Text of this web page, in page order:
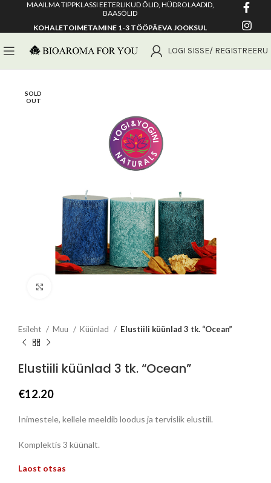
MAAILMA TIPPKLASSI EETERLIKUD ÕLID, HÜDROLAADID,
BAASÕLID
KOHALETOIMETAMINE 1-3 TÖÖPÄEVA JOOKSUL
LOGI SISSE/ REGISTREERU
SOLD
OUT
Esileht Muu Küünlad Elustiili küünlad 3 tk. “Ocean”
Elustiili küünlad 3 tk. “Ocean”
€12.20
Inimestele, kellele meeldib loodus ja tervislik elustiil.
Komplektis 3 küünalt.
Laost otsas